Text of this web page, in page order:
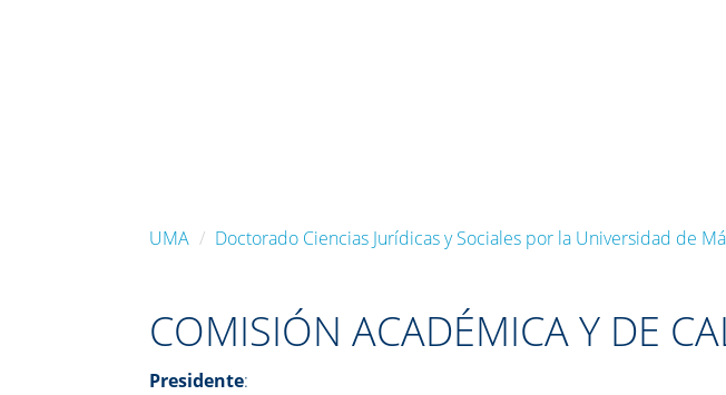
UMA Doctorado Ciencias Jurídicas y Sociales por la Universidad de
COMISIÓN ACADÉMICA Y DE
Presidente: